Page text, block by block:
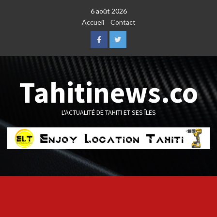
6 août 2026
Accueil
Contact
FacebookTwitter
Tahitinews.co
L'ACTUALITÉ DE TAHITI ET SES ÎLES